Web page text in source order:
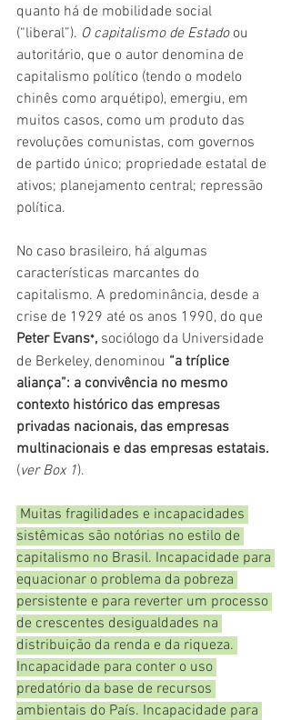
quanto há de mobilidade social
(“liberal”). O capitalismo de Estado ou
autoritário, que o autor denomina de
capitalismo político (tendo o modelo
chinês como arquétipo), emergiu, em
muitos casos, como um produto das
revoluções comunistas, com governos
de partido único; propriedade estatal de
ativos; planejamento central; repressão
política.
No caso brasileiro, há algumas
características marcantes do
capitalismo. A predominância, desde a
crise de 1929 até os anos 1990, do que
Peter Evans*, sociólogo da Universidade
de Berkeley, denominou “a tríplice
aliança”: a convivência no mesmo
contexto histórico das empresas
privadas nacionais, das empresas
multinacionais e das empresas estatais.
(ver Box 1).
Muitas fragilidades e incapacidades
sistêmicas são notórias no estilo de
capitalismo no Brasil. Incapacidade para
equacionar o problema da pobreza
persistente e para reverter um processo
de crescentes desigualdades na
distribuição da renda e da riqueza.
Incapacidade para conter o uso
predatório da base de recursos
ambientais do País. Incapacidade para